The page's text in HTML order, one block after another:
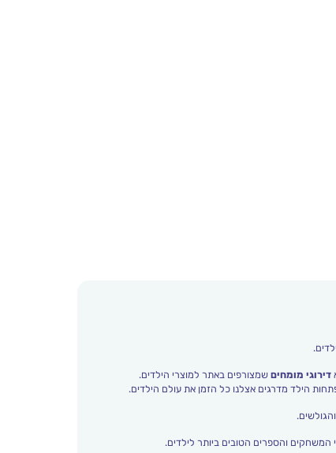
דירוגי מומחיםשמצורפים באתר למוצרי הילדים.
והספרים הטובים ביותר לילדים.